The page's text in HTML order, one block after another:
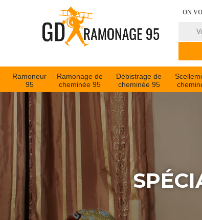
ON
Ramoneur
95
Ramonage de
cheminée 95
Débistrage de
cheminée 95